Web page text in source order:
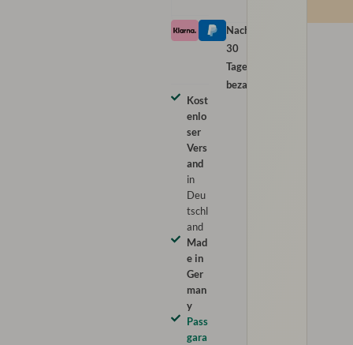
Nach
30
Tagen
bezahlen
Kost
enlo
ser
Vers
and
in
Deu
tschl
and
Mad
e in
Ger
man
y
Pass
gara